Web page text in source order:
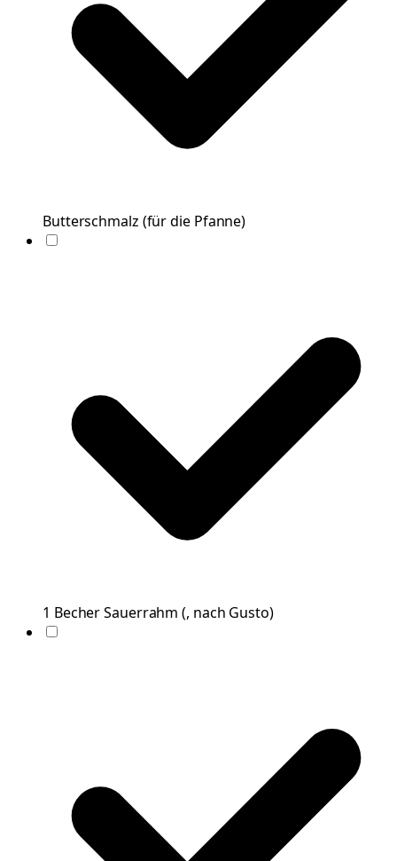
Butterschmalz (für die Pfanne)
1 BecherSauerrahm (, nach Gusto)